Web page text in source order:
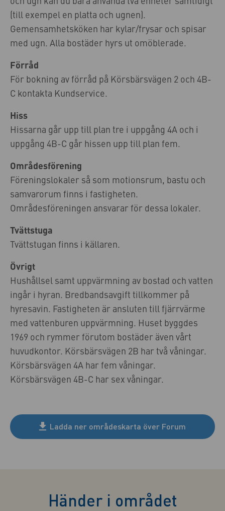
(till exempel en platta och ugnen).
Gemensamhetsköken har kylar/frysar och spisar
med ugn. Alla bostäder hyrs ut omöblerade.
Förråd
För bokning av förråd på Körsbärsvägen 2 och 4B-
C kontakta Kundservice.
Hiss
Hissarna går upp till plan tre i uppgång 4A och i
uppgång 4B-C går hissen upp till plan fem.
Områdesförening
Föreningslokaler så som motionsrum, bastu och
samvarorum finns i fastigheten.
Områdesföreningen ansvarar för dessa lokaler.
Tvättstuga
Tvättstugan finns i källaren.
Övrigt
Hushållsel samt uppvärmning av bostad och vatten
ingår i hyran. Bredbandsavgift tillkommer på
hyresavin. Fastigheten är ansluten till fjärrvärme
med vattenburen uppvärmning. Huset byggdes
1969 och rymmer förutom bostäder även vårt
huvudkontor. Körsbärsvägen 2B har två våningar.
Körsbärsvägen 4A har fem våningar.
Körsbärsvägen 4B-C har sex våningar.
Ladda ner områdeskarta över Forum
Händer i området